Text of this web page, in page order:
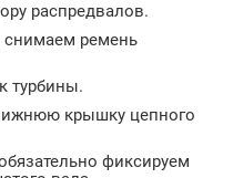
распредвалов.
ремень
турбины.
крышку цепного
фиксируем